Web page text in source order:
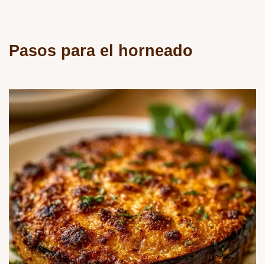
Pasos para el horneado